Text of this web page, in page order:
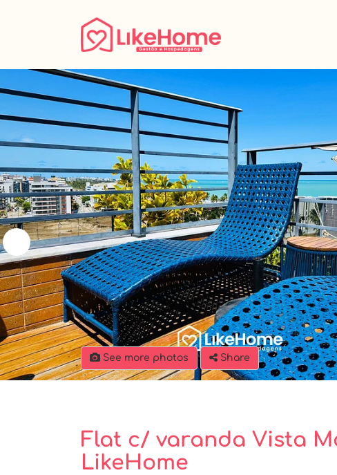
See more photos Share
Flat c/ varanda Vista
LikeHome